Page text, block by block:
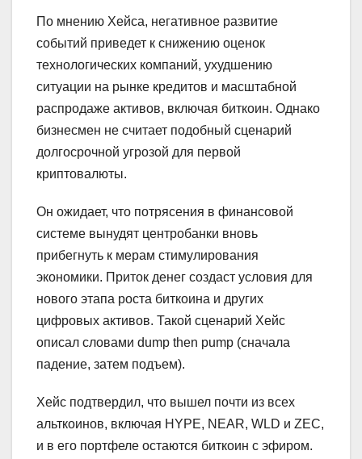
По мнению Хейса, негативное развитие
событий приведет к снижению оценок
технологических компаний, ухудшению
ситуации на рынке кредитов и масштабной
распродаже активов, включая биткоин. Однако
бизнесмен не считает подобный сценарий
долгосрочной угрозой для первой
криптовалюты.
Он ожидает, что потрясения в финансовой
системе вынудят центробанки вновь
прибегнуть к мерам стимулирования
экономики. Приток денег создаст условия для
нового этапа роста биткоина и других
цифровых активов. Такой сценарий Хейс
описал словами dump then pump (сначала
падение, затем подъем).
Хейс подтвердил, что вышел почти из всех
альткоинов, включая HYPE, NEAR, WLD и ZEC,
и в его портфеле остаются биткоин с эфиром.